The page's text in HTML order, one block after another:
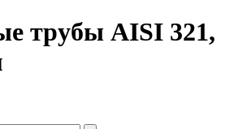
трубы AISI 321,